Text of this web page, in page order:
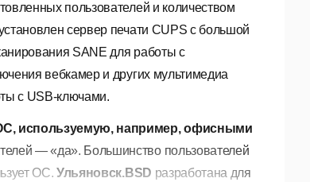
пользователей и количеством
сервер печати CUPS с большой
SANE для работы с
вебкамер и других мультимедиа
с USB-ключами.
используемую, например, офисными
— «да». Большинство пользователей
ОС.Ульяновск.BSD разработана для